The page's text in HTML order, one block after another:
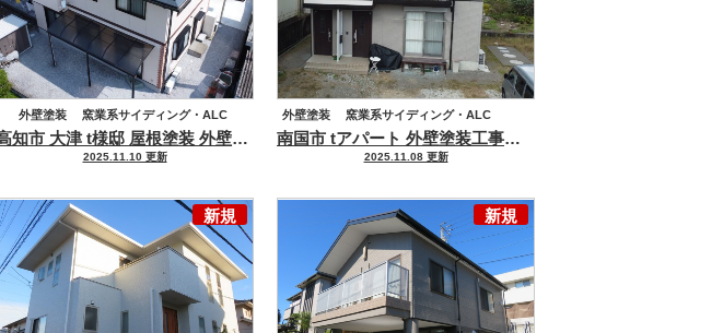
高耐候塗料で長期に渡り大切なお住まいを保護します
高知市 大津 t様邸 屋根塗装 外壁塗装工事 ラグゼMUKIで塗装しました
2025.11.10 更新
外壁塗装
窯業系サイディング・ALC
屋根塗装
セメント瓦・洋風コンクリート瓦
南国市 tアパート 外壁塗装工事
2025.11.08 更新
外壁塗装 窯業系サイディング・ALC
新規 新規